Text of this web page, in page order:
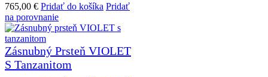
765,00 € Pridať do košíka Pridať
na porovnanie
Zásnubný Prsteň VIOLET
S Tanzanitom